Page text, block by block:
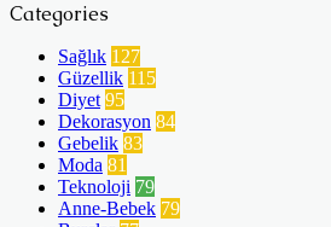
Categories
Sağlık 127
Güzellik 115
Diyet 95
Dekorasyon 84
Gebelik 83
Moda 81
Teknoloji 79
Anne-Bebek 79